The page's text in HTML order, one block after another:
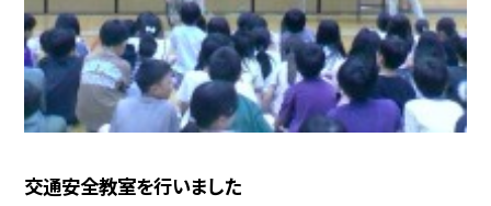
交通安全教室を行いました